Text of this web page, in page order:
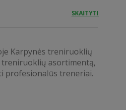
SKAITYTI
Karpynės treniruoklių
treniruoklių asortimentą,
profesionalūs treneriai.